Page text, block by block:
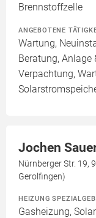
Brennstoffzelle
ANGEBOTENE
Wartung,
Beratung,
Verpachtung,
Jochen
Nürnberger Str. 19,
Gerolfingen)
HEIZUNG
Gasheizung,